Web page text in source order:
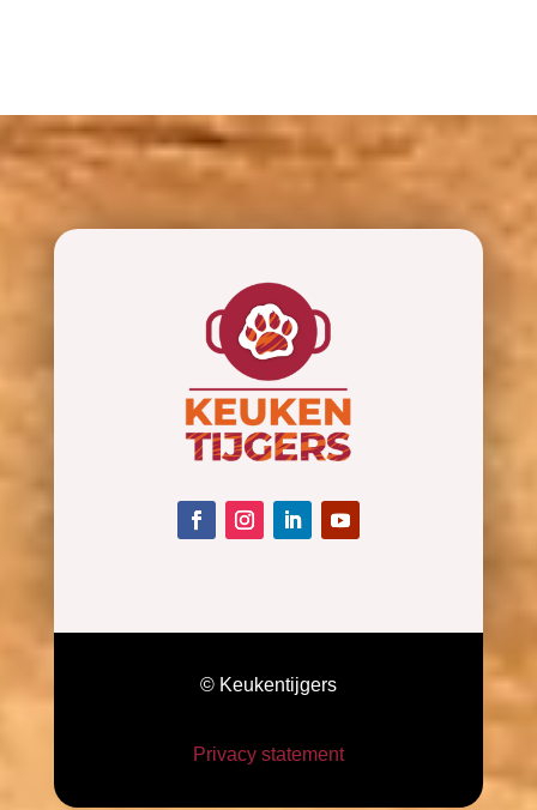
© Keukentijgers
Privacy statement